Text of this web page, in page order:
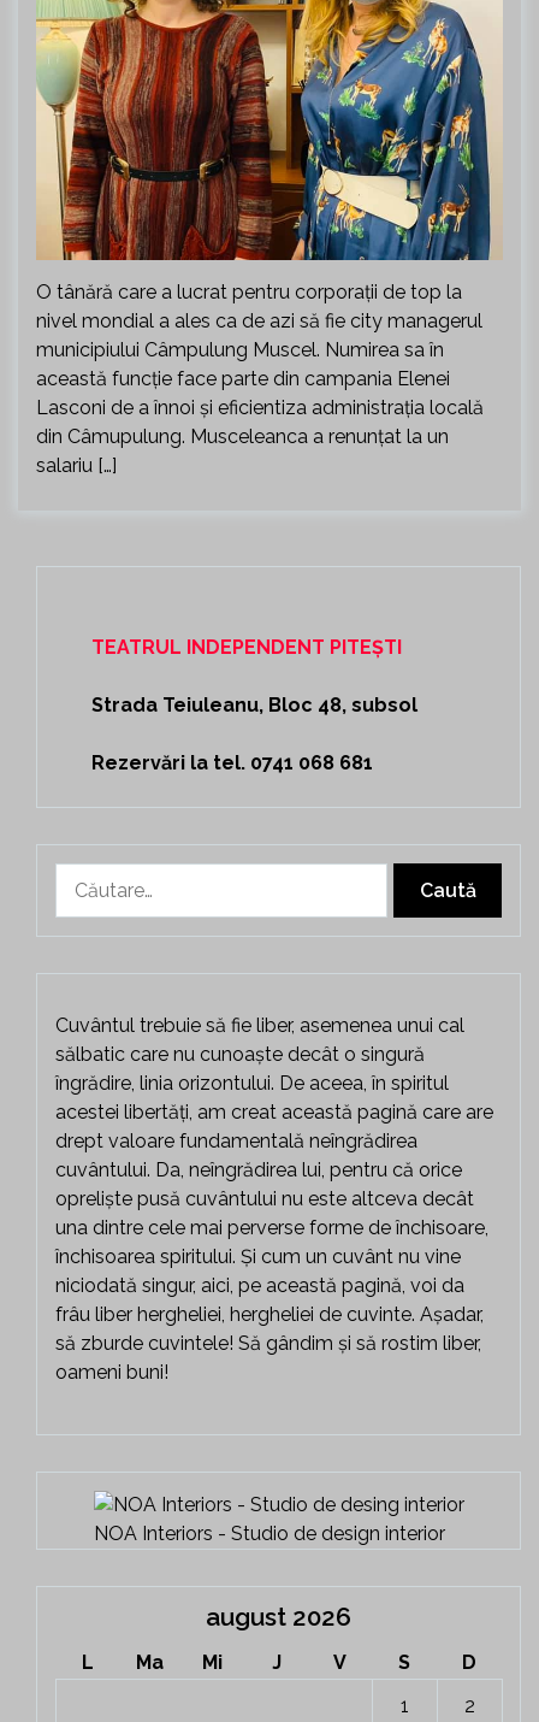
O tânără care a lucrat pentru corporații de top la
nivel mondial a ales ca de azi să fie city managerul
municipiului Câmpulung Muscel. Numirea sa în
această funcție face parte din campania Elenei
Lasconi de a înnoi și eficientiza administrația locală
din Câmupulung. Musceleanca a renunțat la un
salariu […]
TEATRUL INDEPENDENT PITEȘTI
Strada Teiuleanu, Bloc 48, subsol
Rezervări la tel. 0741 068 681
după:
Cuvântul trebuie să fie liber, asemenea unui cal
sălbatic care nu cunoaște decât o singură
îngrădire, linia orizontului. De aceea, în spiritul
acestei libertăți, am creat această pagină care are
drept valoare fundamentală neîngrădirea
cuvântului. Da, neîngrădirea lui, pentru că orice
opreliște pusă cuvântului nu este altceva decât
una dintre cele mai perverse forme de închisoare,
închisoarea spiritului. Și cum un cuvânt nu vine
niciodată singur, aici, pe această pagină, voi da
frâu liber hergheliei, hergheliei de cuvinte. Așadar,
să zburde cuvintele! Să gândim și să rostim liber,
oameni buni!
NOA Interiors - Studio de design interior
august 2026
L Ma Mi J V S
D
1
2